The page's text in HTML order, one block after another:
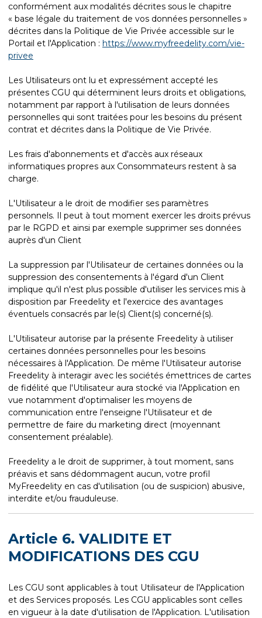
conformément aux modalités décrites sous le chapitre
« base légale du traitement de vos données personnelles »
décrites dans la Politique de Vie Privée accessible sur le
Portail et l'Application : https://www.myfreedelity.com/vie-
privee
Les Utilisateurs ont lu et expressément accepté les
présentes CGU qui déterminent leurs droits et obligations,
notamment par rapport à l'utilisation de leurs données
personnelles qui sont traitées pour les besoins du présent
contrat et décrites dans la Politique de Vie Privée.
Les frais d'abonnements et d'accès aux réseaux
informatiques propres aux Consommateurs restent à sa
charge.
L'Utilisateur a le droit de modifier ses paramètres
personnels. Il peut à tout moment exercer les droits prévus
par le RGPD et ainsi par exemple supprimer ses données
auprès d'un Client
La suppression par l'Utilisateur de certaines données ou la
suppression des consentements à l'égard d'un Client
implique qu'il n'est plus possible d'utiliser les services mis à
disposition par Freedelity et l'exercice des avantages
éventuels consacrés par le(s) Client(s) concerné(s).
L'Utilisateur autorise par la présente Freedelity à utiliser
certaines données personnelles pour les besoins
nécessaires à l'Application. De même l'Utilisateur autorise
Freedelity à interagir avec les sociétés émettrices de cartes
de fidélité que l'Utilisateur aura stocké via l'Application en
vue notamment d'optimaliser les moyens de
communication entre l'enseigne l'Utilisateur et de
permettre de faire du marketing direct (moyennant
consentement préalable).
Freedelity a le droit de supprimer, à tout moment, sans
préavis et sans dédommagent aucun, votre profil
MyFreedelity en cas d'utilisation (ou de suspicion) abusive,
interdite et/ou frauduleuse.
Article 6. VALIDITE ET
MODIFICATIONS DES CGU
Les CGU sont applicables à tout Utilisateur de l'Application
et des Services proposés. Les CGU applicables sont celles
en vigueur à la date d'utilisation de l'Application. L'utilisation